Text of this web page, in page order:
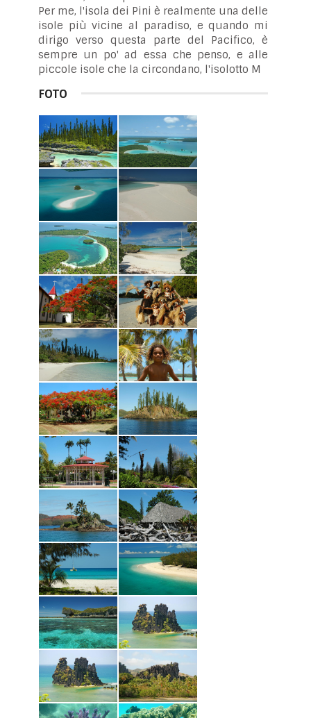
Per me, l'isola dei Pini è realmente una delle
isole più vicine al paradiso, e quando mi
dirigo verso questa parte del Pacifico, è
sempre un po' ad essa che penso, e alle
piccole isole che la circondano, l'isolotto M
FOTO